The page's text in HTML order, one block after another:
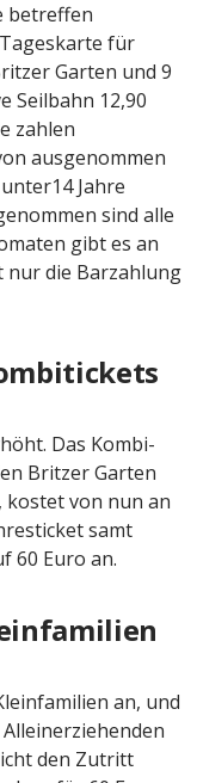
betreffen
für
Garten und 9
Seilbahn 12,90
zahlen
ausgenommen
Jahre
sind alle
gibt es an
nur die Barzahlung
Das Kombi-
Britzer Garten
kostet von nun an
samt
60 Euro an.
an, und
den Zutritt